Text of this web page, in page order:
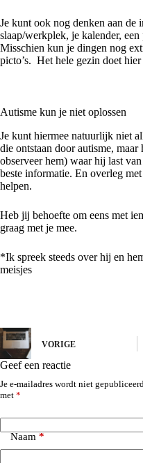
Je kunt ook nog denken aan de
slaap/werkplek, je kalender,
Misschien kun je dingen nog
picto’s. Het hele gezin doet hier
Autisme kun je niet oplossen
Je kunt hiermee natuurlijk niet
die ontstaan door autisme,
observeer hem) waar hij last
beste informatie. En overleg
helpen.
Heb jij behoefte om eens met
graag met je mee.
*Ik spreek steeds over hij en
meisjes
VORIGE
Geef een reactie
Je e-mailadres wordt niet
met *
Naam *